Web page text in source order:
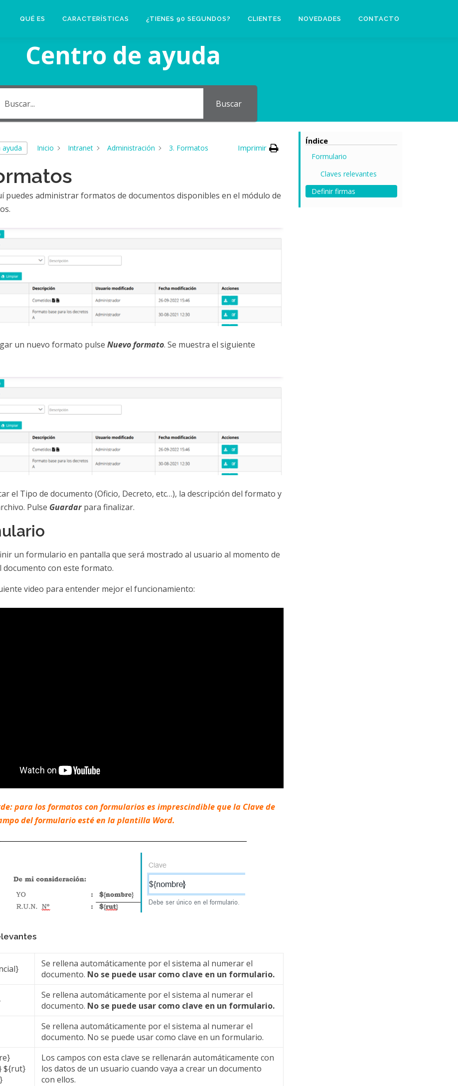
QUÉ ES CARACTERÍSTICAS ¿TIENES 90 SEGUNDOS? CLIENTES NOVEDADES CONTACTO
Centro de ayuda
Buscar
ayuda Inicio Intranet Administración 3. Formatos Imprimir
puedes administrar formatos de documentos disponibles en el módulo de
un nuevo formato pulse Nuevo formato. Se muestra el siguiente
el Tipo de documento (Oficio, Decreto, etc…), la descripción del formato y
Pulse Guardarpara finalizar.
un formulario en pantalla que será mostrado al usuario al momento de
documento con este formato.
video para entender mejor el funcionamiento:
para los formatos con formularios es imprescindible que la Clave de
del formulario esté en la plantilla Word.
Se rellena automáticamente por el sistema al numerar el
documento. No se puede usar como clave en un formulario.
Se rellena automáticamente por el sistema al numerar el
documento. No se puede usar como clave en un formulario.
Se rellena automáticamente por el sistema al numerar el
documento. No se puede usar como clave en un formulario.
${rut}
Los campos con esta clave se rellenarán automáticamente con
los datos de un usuario cuando vaya a crear un documento
con ellos.
Índice
Formulario
Claves relevantes
Definir firmas